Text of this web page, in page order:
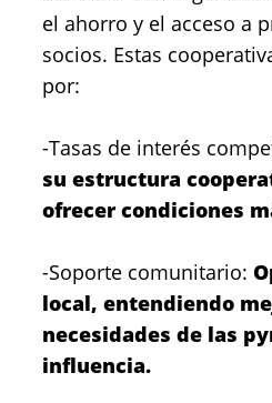
el ahorro y el acceso a
socios. Estas
por:
-Tasas de interés
su estructura
ofrecer condiciones
-Soporte comunitario:
local, entendiendo
necesidades de las
influencia.